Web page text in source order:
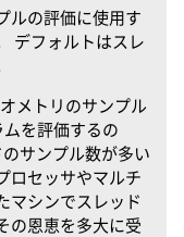
ルの評価に使用す
デフォルトはスレ
メトリのサンプル
ムを評価するの
のサンプル数が多い
ロセッサやマルチ
マシンでスレッド
の恩恵を多大に受